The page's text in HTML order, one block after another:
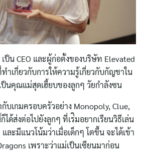
น CEO และผู้ก่อตั้งของบริษัท Elevated
ำเกี่ยวกับการให้ความรู้เกี่ยวกับกัญชาใน
ป็นคุณแม่สุดเฮี้ยบของลูกๆ วัยกำลังซน
บเกมครอบครัวอย่าง Monopoly, Clue,
ได้ส่งต่อไปยังลูกๆ ที่เร่ิมอยากเรียนวิธีเล่น
ละมีแนวโน้มว่าเมื่อเด็กๆ โตขึ้น จะได้เข้า
เพราะว่าแม่เป็นเซียนมาก่อน